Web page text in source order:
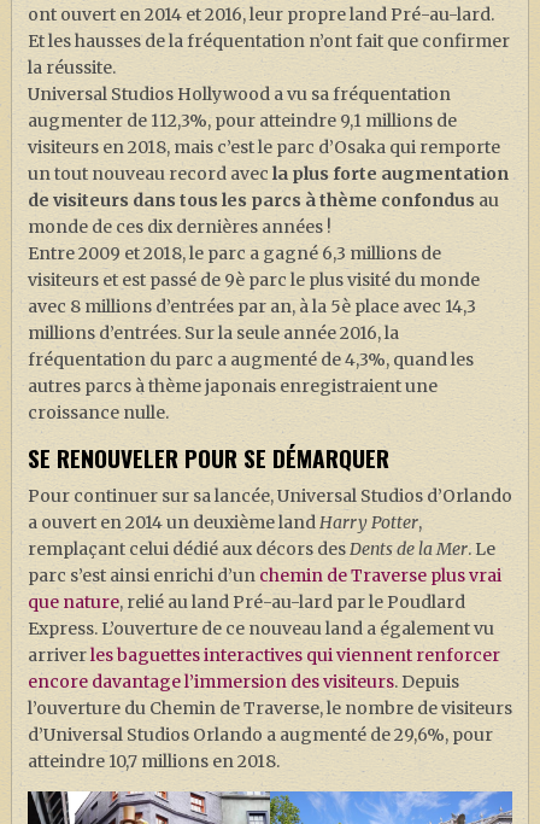
ont ouvert en 2014 et 2016, leur propre land Pré-au-lard.
Et les hausses de la fréquentation n’ont fait que confirmer
la réussite.
Universal Studios Hollywood a vu sa fréquentation
augmenter de 112,3%, pour atteindre 9,1 millions de
visiteurs en 2018, mais c’est le parc d’Osaka qui remporte
un tout nouveau record avec la plus forte augmentation
de visiteurs dans tous les parcs à thème confondusau
monde de ces dix dernières années !
Entre 2009 et 2018, le parc a gagné 6,3 millions de
visiteurs et est passé de 9è parc le plus visité du monde
avec 8 millions d’entrées par an, à la 5è place avec 14,3
millions d’entrées. Sur la seule année 2016, la
fréquentation du parc a augmenté de 4,3%, quand les
autres parcs à thème japonais enregistraient une
croissance nulle.
SE RENOUVELER POUR SE DÉMARQUER
Pour continuer sur sa lancée, Universal Studios d’Orlando
a ouvert en 2014 un deuxième landHarry Potter,
remplaçant celui dédié aux décors desDents de la Mer. Le
parc s’est ainsi enrichi d’un chemin de Traverse plus vrai
que nature, relié au land Pré-au-lard par le Poudlard
Express. L’ouverture de ce nouveau land a également vu
arriverles baguettes interactives qui viennent renforcer
encore davantage l’immersion des visiteurs. Depuis
l’ouverture du Chemin de Traverse, le nombre de visiteurs
d’Universal Studios Orlando a augmenté de 29,6%, pour
atteindre 10,7 millions en 2018.